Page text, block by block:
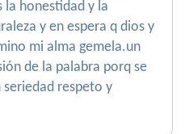
la honestidad y la
y en espera q dios y
mi alma gemela.un
de la palabra porq se
respeto y